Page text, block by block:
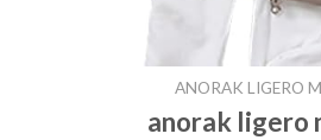
ANORAK LIGERO
anorak ligero